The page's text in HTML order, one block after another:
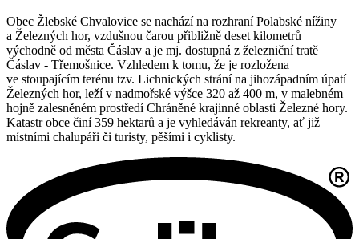
Obec Žlebské Chvalovice se nachází na rozhraní Polabské nížiny
a Železných hor, vzdušnou čarou přibližně deset kilometrů
východně od města Čáslav a je mj. dostupná z železniční tratě
Čáslav - Třemošnice. Vzhledem k tomu, že je rozložena
ve stoupajícím terénu tzv. Lichnických strání na jihozápadním úpatí
Železných hor, leží v nadmořské výšce 320 až 400 m, v malebném
hojně zalesněném prostředí Chráněné krajinné oblasti Železné hory.
Katastr obce činí 359 hektarů a je vyhledáván rekreanty, ať již
místními chalupáři či turisty, pěšími i cyklisty.